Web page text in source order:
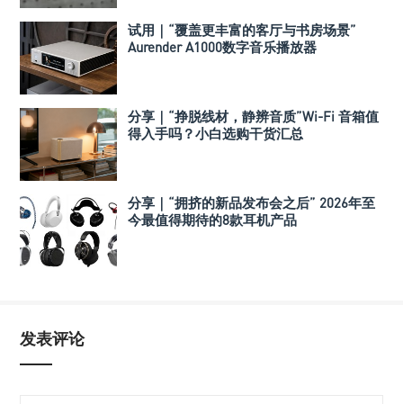
试用｜“覆盖更丰富的客厅与书房场景”
Aurender A1000数字音乐播放器
分享｜“挣脱线材，静辨音质”Wi-Fi 音箱值
得入手吗？小白选购干货汇总
分享｜“拥挤的新品发布会之后” 2026年至
今最值得期待的8款耳机产品
发表评论